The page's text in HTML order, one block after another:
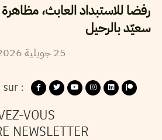
رفضا للاستبداد العابث،
سعيّد بالرحيل
25 جويلية
sur :
VOUS
NEWSLETTER